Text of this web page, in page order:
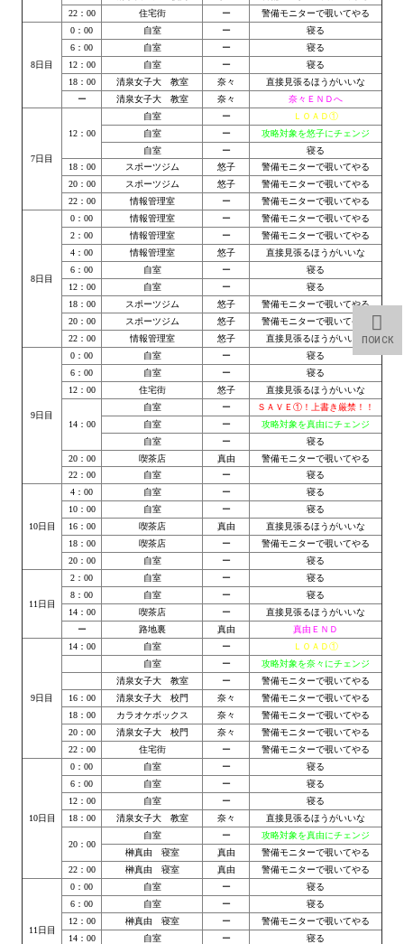
МОДЫ ДЛЯ ИГР
Патчи
Mass Effect 2
Mass Effect 3
Моды
Divinity Original Sin Enhanced Edition
Dragon Age: Origins
Dragon Age 2
Dragon Age: Inquisition
Fallout 3
GTA 5
Kingdoms of Amalur: Reckoning
Mass Effect Andromeda
Neverwinter Nights 1
Sacred Ice & Blood
Sims 3
Sims 4
Star Wars Jedi Knight: Dark Force II
Star Wars Knights of the Old Republic 1
Star Wars Knights of the Old Republic 2
Titan Quest Immortal Throne
Ведьмак 1
Ведьмак 2
Ведьмак 3
ЦИФРОВЫЕ КОМИКСЫ
22：00
住宅街 ー 警備モニターで覗いてやる
8日目
0：00 自室 ー
寝る
6：00
自室 ー
寝る
12：00
自室 ー
寝る
18：00
清泉女子大 教室 奈々
直接見張るほうがいいな
ー
清泉女子大 教室 奈々 奈々ＥＮＤへ
7日目
12：00
自室 ー
ＬＯＡＤ①
自室
ー
攻略対象を悠子にチェンジ
自室
ー
寝る
18：00
スポーツジム 悠子
警備モニターで覗いてやる
20：00
スポーツジム 悠子
警備モニターで覗いてやる
22：00
情報管理室 ー 警備モニターで覗いてやる
8日目
0：00 情報管理室 ー
警備モニターで覗いてやる
2：00
情報管理室 ー
警備モニターで覗いてやる
4：00
情報管理室 悠子
直接見張るほうがいいな
6：00
自室 ー
寝る
12：00
自室 ー
寝る
18：00
スポーツジム 悠子
警備モニターで覗いてやる
20：00
スポーツジム 悠子
警備モニターで覗いてやる
22：00
情報管理室 悠子 直接見張るほうがいいな
9日目
0：00 自室 ー
寝る
6：00
自室 ー
寝る
12：00
住宅街 悠子 直接見張るほうがいいな
14：00
自室 ー
ＳＡＶＥ①！上書き厳禁！！
自室
ー
攻略対象を真由にチェンジ
自室
ー
寝る
20：00
喫茶店 真由
警備モニターで覗いてやる
22：00
自室 ー 寝る
10日目
4：00 自室 ー
寝る
10：00
自室 ー
寝る
16：00
喫茶店 真由
直接見張るほうがいいな
18：00
喫茶店 ー
警備モニターで覗いてやる
20：00
自室 ー 寝る
11日目
2：00 自室 ー
寝る
8：00
自室 ー
寝る
14：00
喫茶店 ー
直接見張るほうがいいな
ー
路地裏 真由 真由ＥＮＤ
9日目
14：00 自室 ー
ＬＯＡＤ①
自室
ー
攻略対象を奈々にチェンジ
清泉女子大 教室
ー
警備モニターで覗いてやる
16：00
清泉女子大 校門 奈々
警備モニターで覗いてやる
18：00
カラオケボックス 奈々
警備モニターで覗いてやる
20：00
清泉女子大 校門 奈々
警備モニターで覗いてやる
22：00
住宅街 ー 警備モニターで覗いてやる
10日目
0：00 自室 ー
寝る
6：00
自室 ー
寝る
12：00
自室 ー
寝る
18：00
清泉女子大 教室 奈々 直接見張るほうがいいな
20：00
自室 ー
攻略対象を真由にチェンジ
榊真由 寝室
真由
警備モニターで覗いてやる
22：00
榊真由 寝室 真由 警備モニターで覗いてやる
11日目
0：00 自室 ー
寝る
6：00
自室 ー
寝る
12：00
榊真由 寝室 ー
警備モニターで覗いてやる
14：00
自室 ー
寝る
ПОИСК